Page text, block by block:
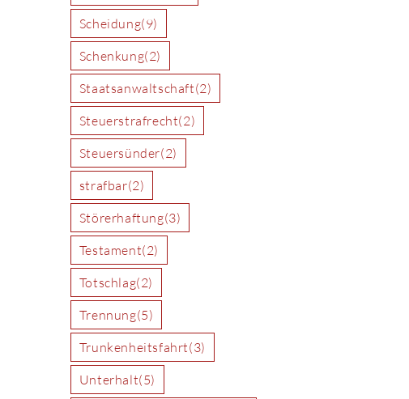
Scheidung(9)
Schenkung(2)
Staatsanwaltschaft(2)
Steuerstrafrecht(2)
Steuersünder(2)
strafbar(2)
Störerhaftung(3)
Testament(2)
Totschlag(2)
Trennung(5)
Trunkenheitsfahrt(3)
Unterhalt(5)